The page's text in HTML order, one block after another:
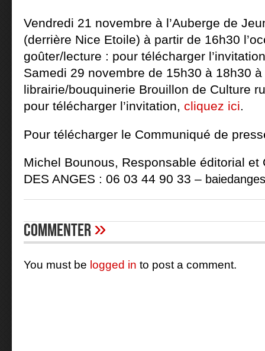
Vendredi 21 novembre à l’Auberge de
(derrière Nice Etoile) à partir de 16h30
goûter/lecture : pour télécharger
Samedi 29 novembre de 15h30 à 18h30 à
librairie/bouquinerie Brouillon de Culture
pour télécharger l’invitation, cliquez ici.
Pour télécharger le Communiqué de
Michel Bounous, Responsable éditorial et
DES ANGES : 06 03 44 90 33 –
Commenter»
You must be logged in to post a comment.